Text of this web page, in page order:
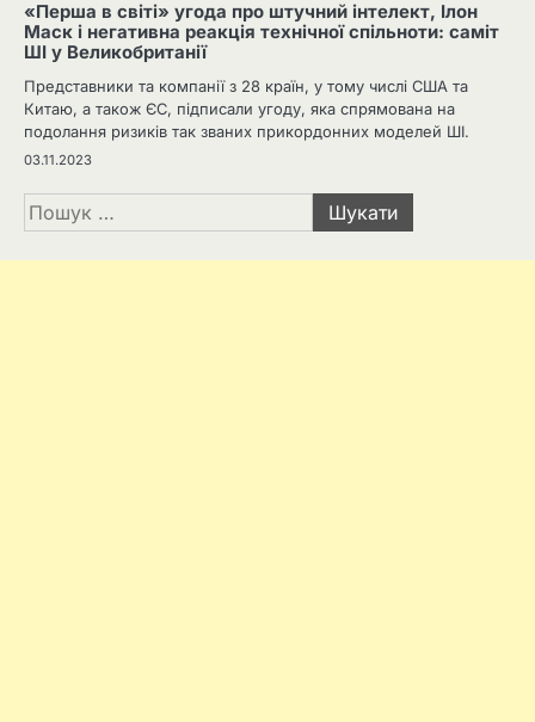
«Перша в світі» угода про штучний інтелект, Ілон
Маск і негативна реакція технічної спільноти: саміт
ШІ у Великобританії
Представники та компанії з 28 країн, у тому числі США та
Китаю, а також ЄС, підписали угоду, яка спрямована на
подолання ризиків так званих прикордонних моделей ШІ.
03.11.2023
Пошук: